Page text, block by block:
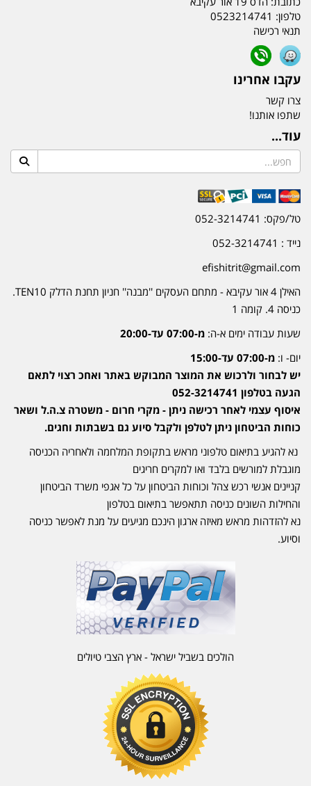
טלפון: 0523214741
תנאי רכישה
עקבו אחרינו
צרו קשר
שתפו אותנו!
עוד...
טל/פקס: 052-3214741
נייד : 052-3214741
efishitrit@gmail.com
האילן 4 אור עקיבא - מתחם העסקים ''מבנה'' חניון תחנת הדלק TEN10.
כניסה 4. קומה 1
שעות עבודה ימים א-ה: מ-07:00 עד-20:00
יום- ו: מ-07:00 עד-15:00
יש לבחור ולרכוש את המוצר המבוקש באתר ואחכ רצוי לתאם
הגעה בטלפון 052-3214741
איסוף עצמי לאחר רכישה ניתן - מקרי חרום - משטרה צ.ה.ל ושאר
כוחות הביטחון ניתן לטלפן ולקבל סיוע גם בשבתות וחגים.
נא להגיע בתיאום טלפוני מראש בתקופת המלחמה ולאחריה הכניסה
מוגבלת למורשים בלבד ואו למקרים חריגים
קניינים אנשי רכש צהל וכוחות הביטחון על כל אגפי משרד הביטחון
והחילות השונים כניסה תתאפשר בתיאום בטלפון
נא להזדהות מראש מאיזה ארגון הינכם מגיעים על מנת לאפשר כניסה
וסיוע.
הולכים בשביל ישראל - ארץ הצבי טיולים